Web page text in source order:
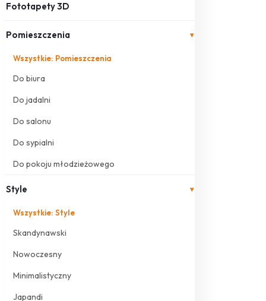
Fototapety 3D
Pomieszczenia ▾
Wszystkie: Pomieszczenia
Do biura
Do jadalni
Do salonu
Do sypialni
Do pokoju młodzieżowego
Style ▾
Wszystkie: Style
Skandynawski
Nowoczesny
Minimalistyczny
Japandi